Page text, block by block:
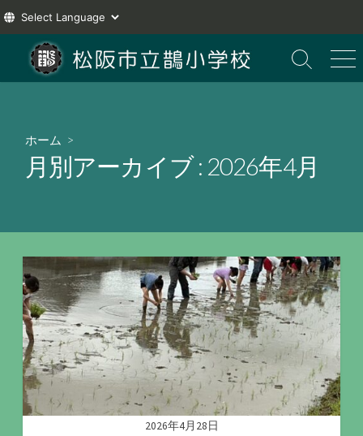
テ
検
索
メ
ニ
ホーム >
月別アーカイブ : 2026年4月
2026年4月28日